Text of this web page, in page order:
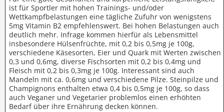
ist für Sportler mit hohen Trainings- und/oder
Wettkampfbelastungen eine tägliche Zufuhr von wenigstens
5mg Vitamin B2 empfehlenswert. Bei hohen Belastungen auch
deutlich mehr. Infrage kommen hierfür als Lebensmittel
insbesondere Hülsenfrüchte, mit 0,2 bis 0,5mg je 100g,
verschiedene Käsesorten, Eier und Quark mit Werten zwischen
0,3 und 0,6mg, diverse Fischsorten mit 0,2 bis 0,4mg und
Fleisch mit 0,2 bis 0,3mg je 100g. Interessant sind auch
Mandeln mit ca. 0,6mg und verschiedene Pilze. Steinpilze und
Champignons enthalten etwa 0,4 bis 0,5mg je 100g, so dass
auch Veganer und Vegetarier problemlos einen erhöhten
Bedarf über ihre Ernährung decken können.